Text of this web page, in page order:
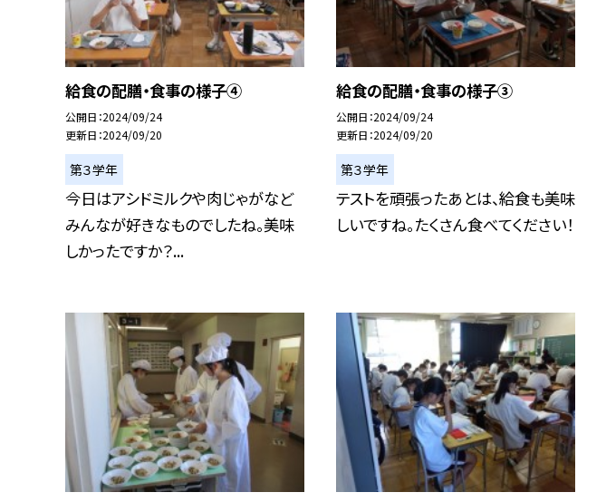
給食の配膳・食事の様子④
公開日 2024/09/24
更新日 2024/09/20
第３学年
今日はアシドミルクや肉じゃがなど
みんなが好きなものでしたね。美味
しかったですか？...
給食の配膳・食事の様子③
公開日 2024/09/24
更新日 2024/09/20
第３学年
テストを頑張ったあとは、給食も美味
しいですね。たくさん食べてください！